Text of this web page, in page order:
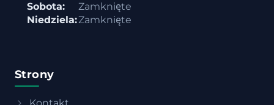
Sobota:
Zamknięte
Niedziela:Zamknięte
Strony